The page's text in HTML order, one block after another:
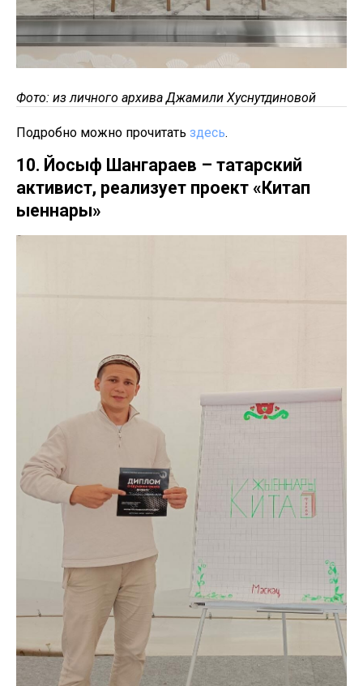
Фото: из личного архива Джамили Хуснутдиновой
Подробно можно прочитать здесь.
10. Йосыф Шангараев – татарский
активист, реализует проект «Китап
җыеннары»